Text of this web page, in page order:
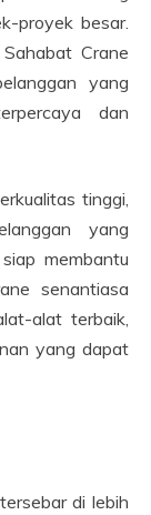
proyek besar.
Crane
yang
dan
tinggi,
yang
membantu
senantiasa
alat terbaik,
yang dapat
di lebih